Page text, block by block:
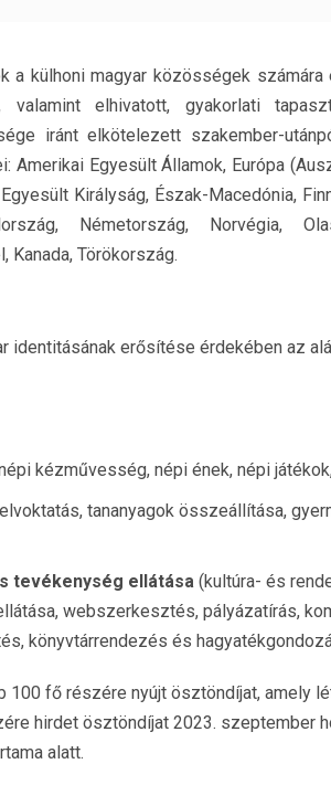
a külhoni magyar közösségek
elhivatott, gyakorlati
iránt elkötelezett szakember-
Egyesült Államok, Európa
Királyság, Észak-Macedónia,
Németország, Norvégia,
Kanada, Törökország.
identitásának erősítése érdekében az
kézművesség, népi ének, népi
tananyagok összeállítása,
tevékenység ellátása(kultúra- és
webszerkesztés, pályázatírás,
könyvtárrendezés és
100 fő részére nyújt ösztöndíjat, amely
hirdet ösztöndíjat 2023. szeptember
alatt.